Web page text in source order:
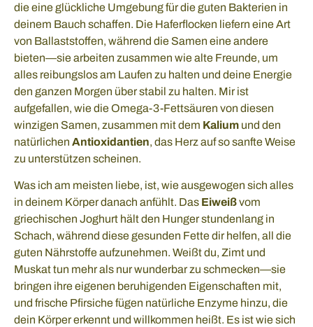
die eine glückliche Umgebung für die guten Bakterien in
deinem Bauch schaffen. Die Haferflocken liefern eine Art
von Ballaststoffen, während die Samen eine andere
bieten—sie arbeiten zusammen wie alte Freunde, um
alles reibungslos am Laufen zu halten und deine Energie
den ganzen Morgen über stabil zu halten. Mir ist
aufgefallen, wie die Omega-3-Fettsäuren von diesen
winzigen Samen, zusammen mit dem Kalium und den
natürlichen Antioxidantien, das Herz auf so sanfte Weise
zu unterstützen scheinen.
Was ich am meisten liebe, ist, wie ausgewogen sich alles
in deinem Körper danach anfühlt. Das Eiweißvom
griechischen Joghurt hält den Hunger stundenlang in
Schach, während diese gesunden Fette dir helfen, all die
guten Nährstoffe aufzunehmen. Weißt du, Zimt und
Muskat tun mehr als nur wunderbar zu schmecken—sie
bringen ihre eigenen beruhigenden Eigenschaften mit,
und frische Pfirsiche fügen natürliche Enzyme hinzu, die
dein Körper erkennt und willkommen heißt. Es ist wie sich